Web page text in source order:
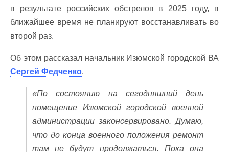
в результате российских обстрелов в 2025 году, в
ближайшее время не планируют восстанавливать во
второй раз.
Об этом рассказал начальник Изюмской городской ВА
Сергей Федченко.
«По состоянию на сегодняшний день
помещение Изюмской городской военной
администрации законсервировано. Думаю,
что до конца военного положения ремонт
там не будут продолжаться. Пока она